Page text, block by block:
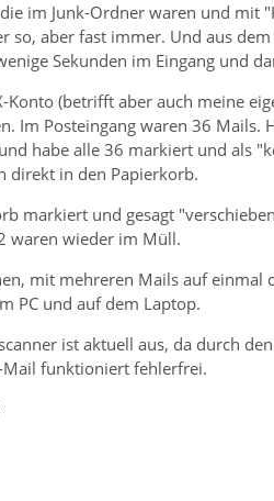
im Junk-Ordner waren und
so, aber fast immer. Und aus
Sekunden im Eingang und
Konto (betrifft aber auch meine
Im Posteingang waren 36
habe alle 36 markiert und als
direkt in den Papierkorb.
markiert und gesagt
waren wieder im Müll.
mit mehreren Mails auf
PC und auf dem Laptop.
ist aktuell aus, da durch
Mail funktioniert fehlerfrei.